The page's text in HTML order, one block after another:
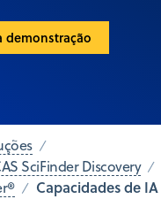
demonstração
SciFinder Discovery
Capacidades de IA